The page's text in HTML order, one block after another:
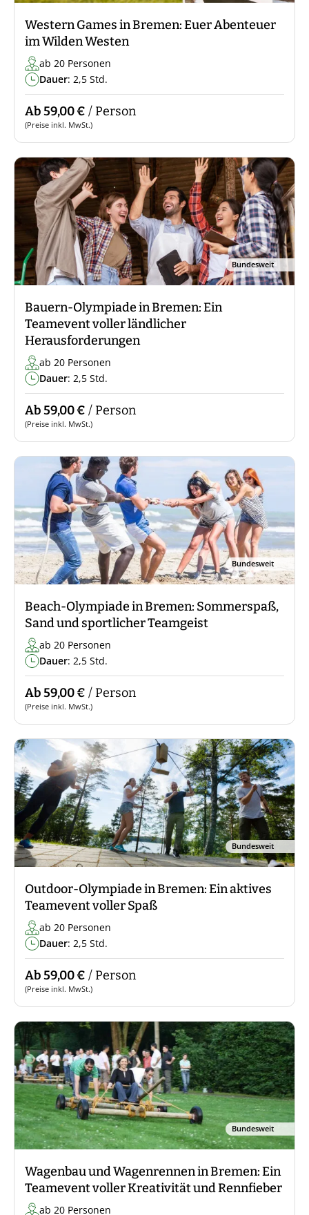
Western Games in Bremen: Euer Abenteuer
im Wilden Westen
ab 20 Personen
Dauer: 2,5 Std.
Ab 59,00 € / Person
(Preise inkl. MwSt.)
Bundesweit
Bauern-Olympiade in Bremen: Ein
Teamevent voller ländlicher
Herausforderungen
ab 20 Personen
Dauer: 2,5 Std.
Ab 59,00 € / Person
(Preise inkl. MwSt.)
Bundesweit
Beach-Olympiade in Bremen: Sommerspaß,
Sand und sportlicher Teamgeist
ab 20 Personen
Dauer: 2,5 Std.
Ab 59,00 € / Person
(Preise inkl. MwSt.)
Bundesweit
Outdoor-Olympiade in Bremen: Ein aktives
Teamevent voller Spaß
ab 20 Personen
Dauer: 2,5 Std.
Ab 59,00 € / Person
(Preise inkl. MwSt.)
Bundesweit
Wagenbau und Wagenrennen in Bremen: Ein
Teamevent voller Kreativität und Rennfieber
ab 20 Personen